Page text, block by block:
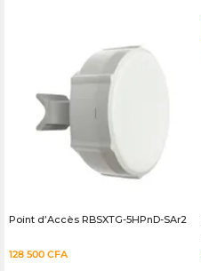
Point d’Accès RBSXTG-5HPnD-SAr2
128 500 CFA